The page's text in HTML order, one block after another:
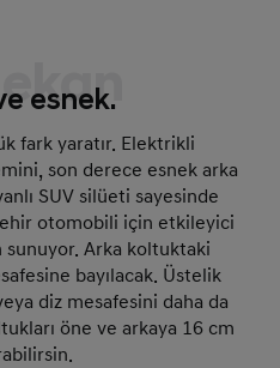
esnek.
fark yaratır. Elektrikli
son derece esnek arka
SUV silüeti sayesinde
otomobili için etkileyici
sunuyor. Arka koltuktaki
bayılacak. Üstelik
diz mesafesini daha da
öne ve arkaya 16 cm